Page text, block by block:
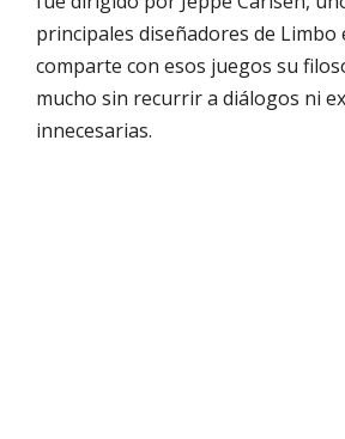
principales diseñadores de Limbo
comparte con esos juegos su
mucho sin recurrir a diálogos ni
innecesarias.